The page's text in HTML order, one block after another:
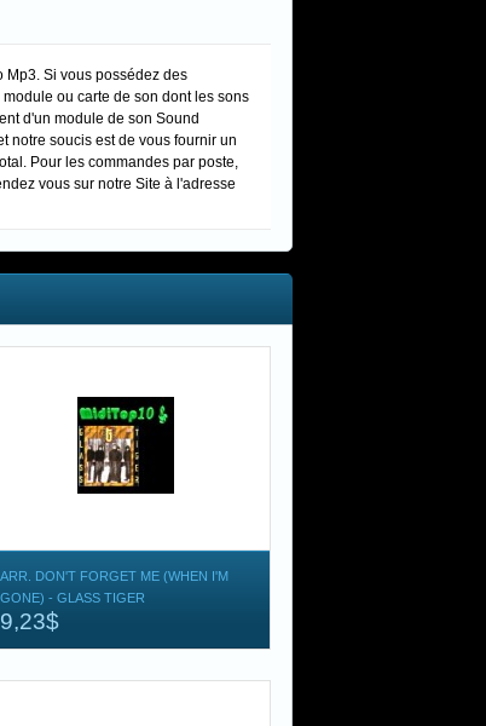
Mp3. Si vous possédez des
ou carte de son dont les sons
d'un module de son Sound
notre soucis est de vous fournir un
Pour les commandes par poste,
vous sur notre Site à l'adresse
ARR. DON'T FORGET ME (WHEN I'M
GONE) - GLASS TIGER
9,23$